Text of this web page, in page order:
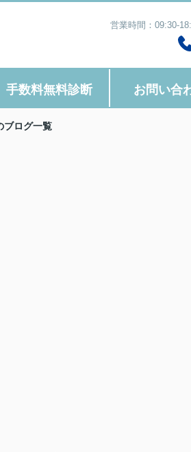
営業時間：09:30-
手数料無料診断 お問い合
ブログ一覧